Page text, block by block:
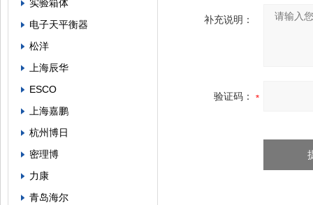
实验箱体
电子天平衡器
松洋
上海辰华
ESCO
上海嘉鹏
杭州博日
密理博
力康
青岛海尔
补充说明：
验证码：